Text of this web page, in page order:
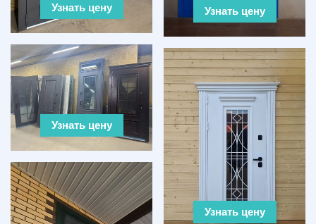
Узнать цену
Узнать цену
Узнать цену
Узнать цену